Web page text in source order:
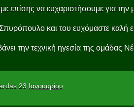
επίσης να ευχαριστήσουμε για την
και του ευχόμαστε καλή
την τεχνική ηγεσία της ομάδας
23 Ιανουαρίου